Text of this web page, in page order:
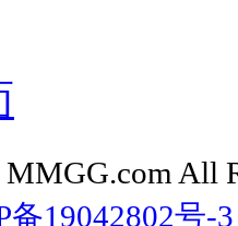
MMGG.com All
备19042802号-3